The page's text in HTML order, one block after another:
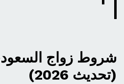
شروط زواج
(تحديث 2026)